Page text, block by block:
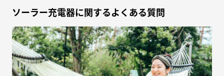
ソーラー充電器に関するよくある質問